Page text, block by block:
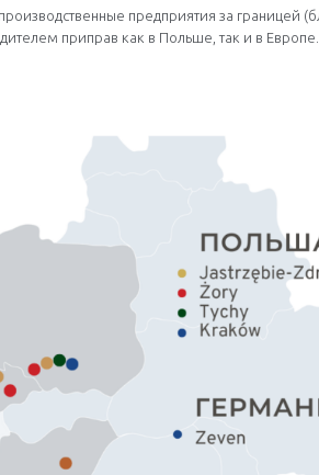
предприятия за
приправ как в Польше, так и в Европе.